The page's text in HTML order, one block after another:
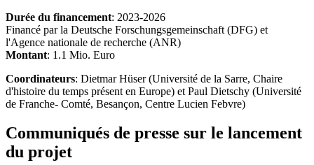
Durée du financement: 2023-2026
Financé par la Deutsche Forschungsgemeinschaft (DFG) et
l'Agence nationale de recherche (ANR)
Montant: 1.1 Mio. Euro
Coordinateurs: Dietmar Hüser (Université de la Sarre, Chaire
d'histoire du temps présent en Europe) et Paul Dietschy (Université
de Franche- Comté, Besançon, Centre Lucien Febvre)
Communiqués de presse sur le lancement
du projet